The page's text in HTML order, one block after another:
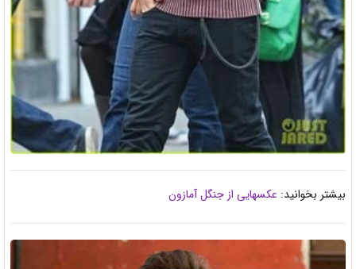
بیشتر بخوانید: عکسهایی از جنگل آمازون